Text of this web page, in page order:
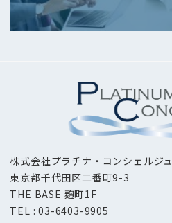
株式会社プラチナ・コンシェルジュ
東京都千代田区二番町9-3
THE BASE 麹町1F
TEL : 03-6403-9905